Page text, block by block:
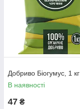
Добриво Біогумус, 1 кг
В наявності
47 ₴